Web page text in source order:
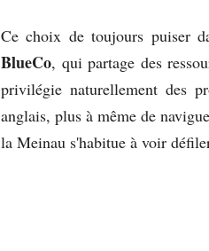
Ce choix de toujours puiser
BlueCo, qui partage des
privilégie naturellement des
anglais, plus à même de
la Meinau s'habitue à voir